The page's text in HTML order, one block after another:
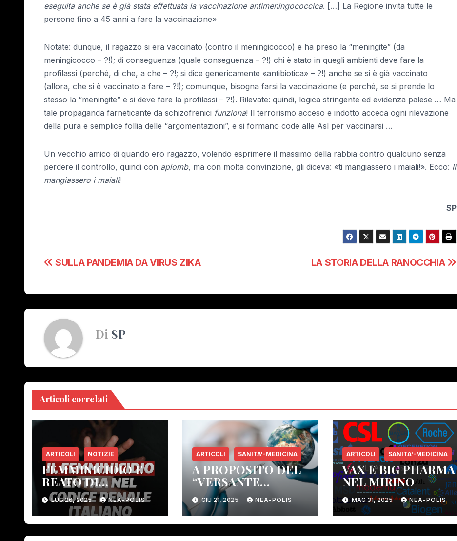
eseguita anche se è già stata effettuata la vaccinazione antimeningococcica. […] La Regione invita tutte le
persone fino a 45 anni a fare la vaccinazione»
Notate: dunque, il ragazzo si era vaccinato (contro il meningicocco) e ha preso la “meningite” (da
meningicocco – ?!); di conseguenza (quale conseguenza – ?!) chi è stato in quegli ambienti deve fare la
profilassi (perché, di che, a che – ?!; si dice genericamente «antibiotica» – ?!) anche se si è già vaccinato
(allora, che si è vaccinato a fare – ?!); comunque, bisogna farsi la vaccinazione (e perché, se si prende lo
stesso la “meningite” e si deve fare la profilassi – ?!). Rilevate: quindi, logica stringente ed evidenza palese … Ma
tale propaganda farneticante da schizofrenici funziona! Il terrorismo acceso e indotto acceca ogni rilevazione
della pura e semplice follia delle “argomentazioni”, e si formano code alle Asl per vaccinarsi …
Un vecchio amico di quando ero ragazzo, volendo esprimere il massimo della rabbia contro qualcuno senza
perdere il controllo, quindi con aplomb, ma con molta convinzione, gli diceva: «ti mangiassero i maiali!». Ecco: li
mangiassero i maiali!
SP
Navigazione
LA STORIA DELLA RANOCCHIA
SULLA PANDEMIA DA VIRUS ZIKA
Di SP
Articoli correlati
ARTICOLI NOTIZIE
FEMMINICIDIO E
REATO DI
FEMMINICIDIO
LUG 26, 2025 NEA-POLIS
ARTICOLI SANITA'-MEDICINA
A PROPOSITO DEL
“VERSANTE
SANITARIO”
DELL’ATTACCO –
CHE PROSEGUE…
GIU 21, 2025 NEA-POLIS
ARTICOLI SANITA'-MEDICINA
VAX E BIG PHARMA
NEL MIRINO
MAG 31, 2025 NEA-POLIS